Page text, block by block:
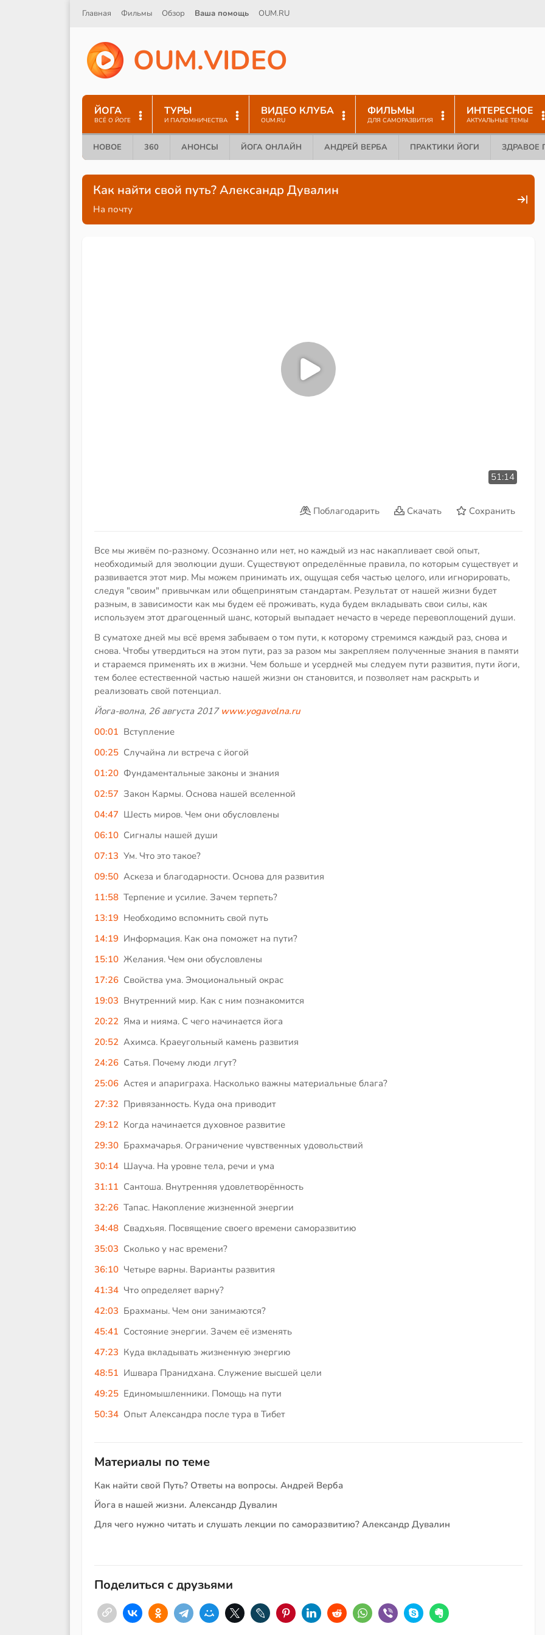
Главная Фильмы Обзор Ваша помощь OUM.RU
OUM.VIDEO
ЙОГА
ВСЁ О ЙОГЕ
ТУРЫ
И ПАЛОМНИЧЕСТВА
ВИДЕО КЛУБА
OUM.RU
ФИЛЬМЫ
ДЛЯ САМОРАЗВИТИЯ
ИНТЕРЕСНОЕ
АКТУАЛЬНЫЕ ТЕМЫ
НОВОЕ 360 АНОНСЫ ЙОГА ОНЛАЙН АНДРЕЙ ВЕРБА ПРАКТИКИ ЙОГИ ЗДРАВОЕ
Как найти свой путь? Александр Дувалин
На почту
51:14
Поблагодарить Скачать Сохранить
Все мы живём по-разному. Осознанно или нет, но каждый из нас накапливает свой опыт,
необходимый для эволюции души. Существуют определённые правила, по которым существует и
развивается этот мир. Мы можем принимать их, ощущая себя частью целого, или игнорировать,
следуя "своим" привычкам или общепринятым стандартам. Результат от нашей жизни будет
разным, в зависимости как мы будем её проживать, куда будем вкладывать свои силы, как
используем этот драгоценный шанс, который выпадает нечасто в череде перевоплощений души.
В суматохе дней мы всё время забываем о том пути, к которому стремимся каждый раз, снова и
снова. Чтобы утвердиться на этом пути, раз за разом мы закрепляем полученные знания в памяти
и стараемся применять их в жизни. Чем больше и усердней мы следуем пути развития, пути йоги,
тем более естественной частью нашей жизни он становится, и позволяет нам раскрыть и
реализовать свой потенциал.
Йога-волна, 26 августа 2017 www.yogavolna.ru
00:01 Вступление
00:25 Случайна ли встреча с йогой
01:20 Фундаментальные законы и знания
02:57 Закон Кармы. Основа нашей вселенной
04:47 Шесть миров. Чем они обусловлены
06:10 Сигналы нашей души
07:13 Ум. Что это такое?
09:50 Аскеза и благодарности. Основа для развития
11:58 Терпение и усилие. Зачем терпеть?
13:19 Необходимо вспомнить свой путь
14:19 Информация. Как она поможет на пути?
15:10 Желания. Чем они обусловлены
17:26 Свойства ума. Эмоциональный окрас
19:03 Внутренний мир. Как с ним познакомится
20:22 Яма и нияма. С чего начинается йога
20:52 Ахимса. Краеугольный камень развития
24:26 Сатья. Почему люди лгут?
25:06 Астея и апариграха. Насколько важны материальные блага?
27:32 Привязанность. Куда она приводит
29:12 Когда начинается духовное развитие
29:30 Брахмачарья. Ограничение чувственных удовольствий
30:14 Шауча. На уровне тела, речи и ума
31:11 Сантоша. Внутренняя удовлетворённость
32:26 Тапас. Накопление жизненной энергии
34:48 Свадхьяя. Посвящение своего времени саморазвитию
35:03 Сколько у нас времени?
36:10 Четыре варны. Варианты развития
41:34 Что определяет варну?
42:03 Брахманы. Чем они занимаются?
45:41 Состояние энергии. Зачем её изменять
47:23 Куда вкладывать жизненную энергию
48:51 Ишвара Пранидхана. Служение высшей цели
49:25 Единомышленники. Помощь на пути
50:34 Опыт Александра после тура в Тибет
Материалы по теме
Как найти свой Путь? Ответы на вопросы. Андрей Верба
Йога в нашей жизни. Александр Дувалин
Для чего нужно читать и слушать лекции по саморазвитию? Александр Дувалин
Поделиться с друзьями